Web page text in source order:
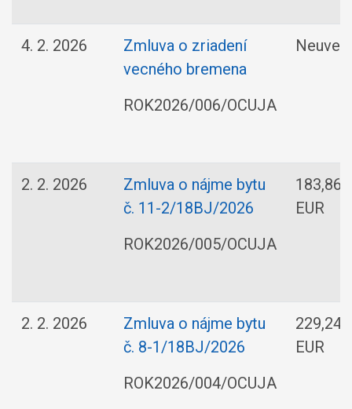
4. 2. 2026
Zmluva o zriadení
vecného bremena
ROK2026/006/OCUJA
2. 2. 2026
Zmluva o nájme bytu
č. 11-2/18BJ/2026
ROK2026/005/OCUJA
183,86
EUR
2. 2. 2026
Zmluva o nájme bytu
č. 8-1/18BJ/2026
ROK2026/004/OCUJA
229,24
EUR